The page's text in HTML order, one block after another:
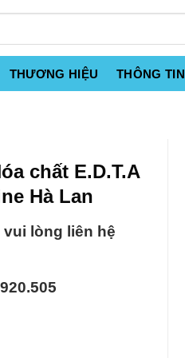
THƯƠNG HIỆU THÔNG TIN
chất E.D.T.A
Hà Lan
vui lòng liên hệ